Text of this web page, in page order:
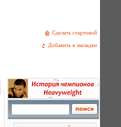
Сделать стартовой
Добавить в закладки